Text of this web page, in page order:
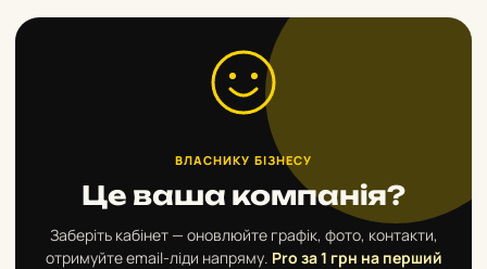
ВЛАСНИКУ БІЗНЕСУ
Це ваша компанія?
Заберіть кабінет — оновлюйте графік, фото, контакти,
отримуйте email-ліди напряму. Pro за 1 грн на перший